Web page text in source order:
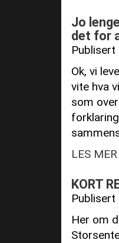
Jo
det for
Publisert
Ok, vi
vite hva
som
LES
KORT
Publisert
Her om